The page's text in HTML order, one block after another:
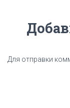
Для отправки